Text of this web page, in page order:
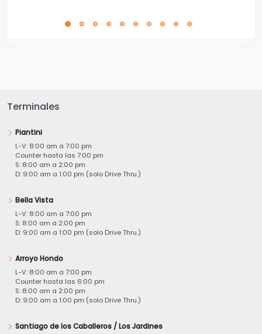
Terminales
Piantini
L-V: 8:00 am a 7:00 pm
Counter hasta las 7:00 pm
S: 8:00 am a 2:00 pm
D: 9:00 am a 1:00 pm (solo Drive Thru.)
Bella Vista
L-V: 8:00 am a 7:00 pm
S: 8:00 am a 2:00 pm
D: 9:00 am a 1:00 pm (solo Drive Thru.)
Arroyo Hondo
L-V: 8:00 am a 7:00 pm
Counter hasta las 6:00 pm
S: 8:00 am a 2:00 pm
D: 9:00 am a 1:00 pm (solo Drive Thru.)
Santiago de los Caballeros / Los Jardines